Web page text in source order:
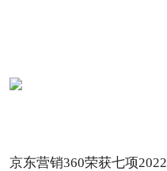
京东营销360荣获七项2022